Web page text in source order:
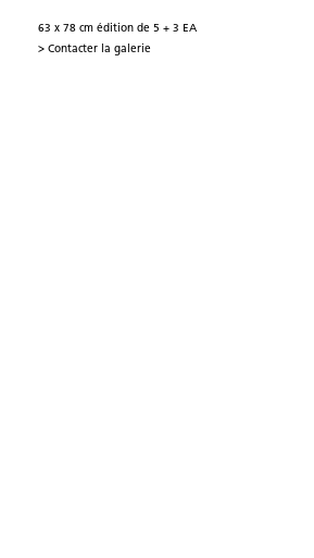
63 x 78 cm édition de 5 + 3 EA
> Contacter la galerie